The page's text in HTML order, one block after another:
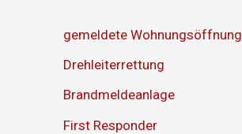
gemeldete Wohnungsöffnung
Drehleiterrettung
Brandmeldeanlage
First Responder